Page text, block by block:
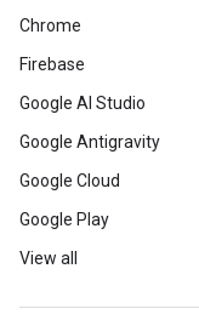
Chrome
Firebase
Google AI Studio
Google Antigravity
Google Cloud
Google Play
View all